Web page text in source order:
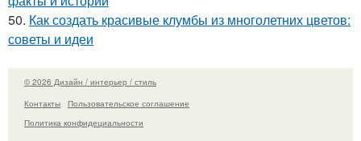
50. Как создать красивые клумбы из многолетних цветов:
советы и идеи
© 2026 Дизайн / интерьер / стиль
Контакты
Пользовательское соглашение
Политика конфидециальности